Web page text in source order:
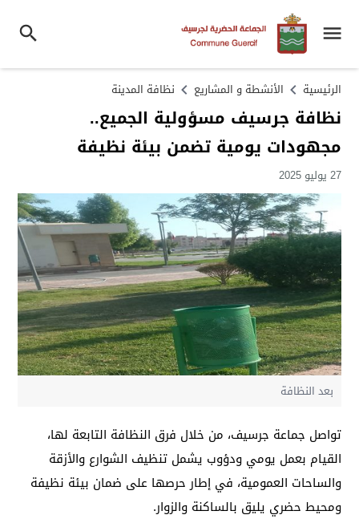
الرئيسية الأنشطة و المشاريع نظافة المدينة
نظافة جرسيف مسؤولية الجميع..
مجهودات يومية تضمن بيئة نظيفة
27 يوليو 2025
بعد النظافة
تواصل جماعة جرسيف، من خلال فرق النظافة التابعة لها،
القيام بعمل يومي ودؤوب يشمل تنظيف الشوارع والأزقة
والساحات العمومية، في إطار حرصها على ضمان بيئة نظيفة
ومحيط حضري يليق بالساكنة والزوار.